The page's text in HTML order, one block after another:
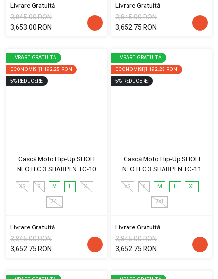
Livrare Gratuită
3,845.00 RON
3,653.00 RON
Livrare Gratuită
3,845.00 RON
3,652.75 RON
LIVRARE GRATUITĂ
ECONOMISIȚI 192.25 RON
5% REDUCERE
Cască Moto Flip-Up SHOEI
NEOTEC 3 SHARPEN TC-10
XS S M L XL
2XL
Livrare Gratuită
3,845.00 RON
3,652.75 RON
LIVRARE GRATUITĂ
ECONOMISIȚI 192.25 RON
5% REDUCERE
Cască Moto Flip-Up SHOEI
NEOTEC 3 SHARPEN TC-11
XS S M L XL
2XL
Livrare Gratuită
3,845.00 RON
3,652.75 RON